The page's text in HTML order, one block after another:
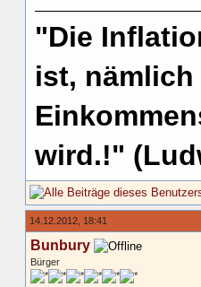
"Die
ist, nämlich
wird.!"
14.12.2012, 18:41
Bunbury
Bürger